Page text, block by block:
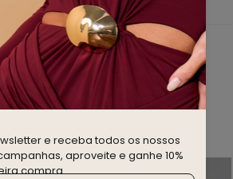
WINTER SALE 30% OFF
e receba todos os nossos
aproveite e ganhe 10%
compra.